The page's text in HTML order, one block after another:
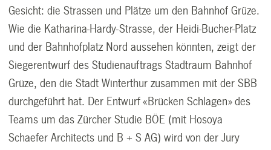
Gesicht: die Strassen und Plätze um den Bahnhof Grüze.
Wie die Katharina-Hardy-Strasse, der Heidi-Bucher-Platz
und der Bahnhofplatz Nord aussehen könnten, zeigt der
Siegerentwurf des Studienauftrags Stadtraum Bahnhof
Grüze, den die Stadt Winterthur zusammen mit der SBB
durchgeführt hat. Der Entwurf «Brücken Schlagen» des
Teams um das Zürcher Studie BÖE (mit Hosoya
Schaefer Architects und B + S AG) wird von der Jury